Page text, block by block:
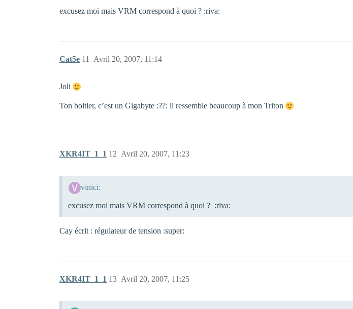
excusez moi mais VRM correspond à quoi ? :riva:
Cat5e Avril 20, 2007, 11:14
11
Joli
Ton boitier, c’est un Gigabyte :??: il ressemble beaucoup à mon Triton
XKR4IT_1_1 Avril 20, 2007, 11:23
12
vinici:
excusez moi mais VRM correspond à quoi ? :riva:
Cay écrit : régulateur de tension :super:
XKR4IT_1_1 Avril 20, 2007, 11:25
13